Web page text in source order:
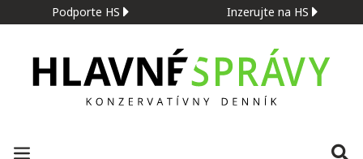
Podporte HS Inzerujte na HS